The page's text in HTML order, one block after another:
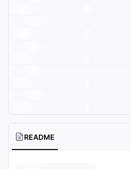
README